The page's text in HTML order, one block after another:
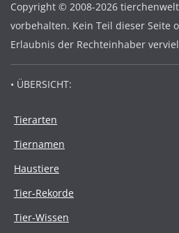
Copyright © 2008-2026
vorbehalten. Kein Teil dieser Seite
Erlaubnis der Rechteinhaber
• ÜBERSICHT:
Tierarten
Tiernamen
Haustiere
Tier-Rekorde
Tier-Wissen